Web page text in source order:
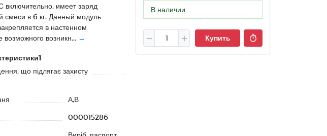
В наличии
Купить
включительно, имеет заряд
смеси в 6 кг. Данный модуль
в настенном
возможного возникн... →
що підлягає захисту
А,В
000015286